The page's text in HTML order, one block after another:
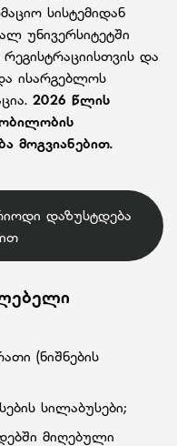
სისტემიდან
უნივერსიტეტში
და
ისარგებლოს
2026 წლის
მოგვიანებით.
დაზუსტდება
(ნიშნების
სილაბუსები;
მიღებული